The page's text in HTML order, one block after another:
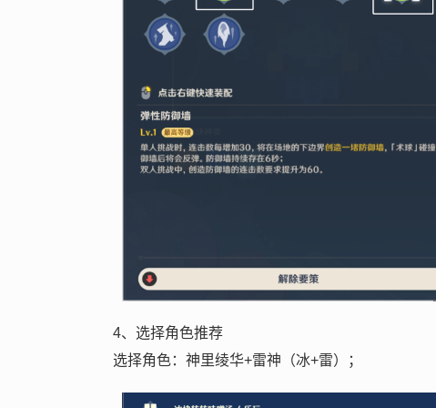
4、选择角色推荐
选择角色：神里绫华+雷神（冰+雷）；